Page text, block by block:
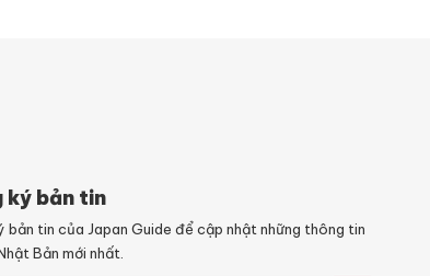
ký bản tin
bản tin của Japan Guide để cập nhật những thông tin
Bản mới nhất.